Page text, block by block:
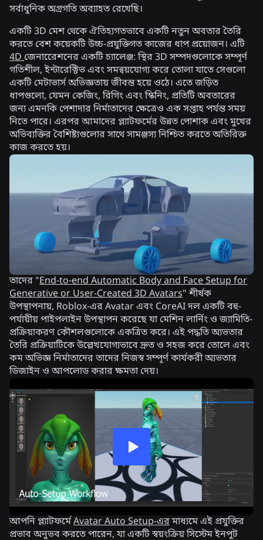
সর্বাধুনিক অগ্রগতি অব্যাহত রেখেছি।
একটি 3D মেশ থেকে ঐতিহ্যগতভাবে একটি নতুন অবতার তৈরি
করতে বেশ কয়েকটি উচ্চ-প্রযুক্তিগত কাজের ধাপ প্রয়োজন। এটি
4Dজেনারেেশনের একটি চ্যালেঞ্জ: স্থির 3D সম্পদগুলোকে সম্পূর্ণ
গতিশীল, ইন্টারেক্টিভ এবং সমন্বয়যোগ্য করে তোলা যাতে সেগুলো
একটি মেটাভার্স অভিজ্ঞতায় জীবন্ত হয়ে ওঠে। এতে জড়িত
ধাপগুলো, যেমন কেজিং, রিগিং এবং স্কিনিং, প্রতিটি অবতারের
জন্য এমনকি পেশাদার নির্মাতাদের ক্ষেত্রেও এক সপ্তাহ পর্যন্ত সময়
নিতে পারে। এরপর আমাদের প্ল্যাটফর্মের উন্নত পোশাক এবং মুখের
অভিব্যক্তির বৈশিষ্ট্যগুলোর সাথে সামঞ্জস্য নিশ্চিত করতে অতিরিক্ত
কাজ করতে হয়।
তাদের "End-to-end Automatic Body and Face Setup for
Generative or User-Created 3D Avatars" শীর্ষক
উপস্থাপনায়, Roblox-এর Avatar এবং CoreAI দল একটি বহু-
পর্যায়ীয় পাইপলাইন উপস্থাপন করেছে যা মেশিন লার্নিং ও জ্যামিতি-
প্রক্রিয়াকরণ কৌশলগুলোকে একত্রিত করে। এই পদ্ধতি অ্যভতার
তৈরি প্রক্রিয়াটিকে উল্লেখযোগ্যভাবে দ্রুত ও সহজ করে তোলে এবং
কম অভিজ্ঞ নির্মাতাদের তাদের নিজস্ব সম্পূর্ণ কার্যকরী অ্যভতার
ডিজাইন ও আপলোড করার ক্ষমতা দেয়।
আপনি প্ল্যাটফর্মেAvatar Auto Setup-এরমাধ্যমে এই প্রযুক্তির
প্রভাব অনুভব করতে পারেন, যা একটি স্বয়ংক্রিয় সিস্টেম ইনপুট